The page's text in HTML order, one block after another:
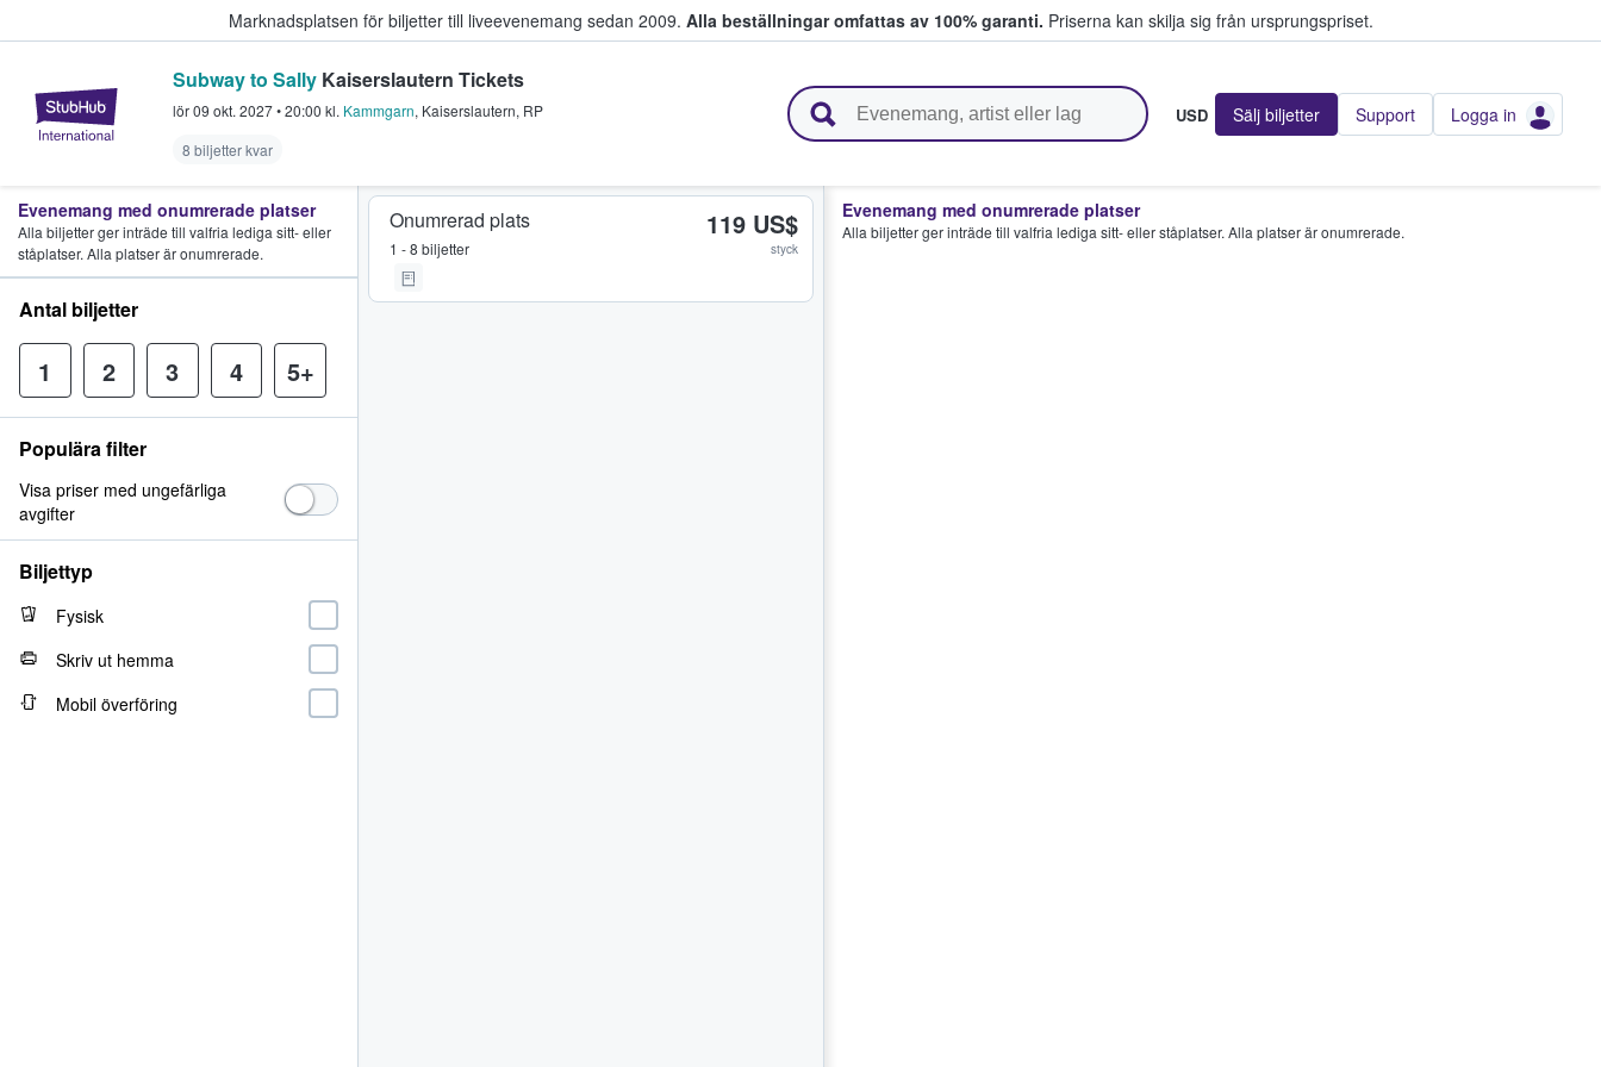
Marknadsplatsen för biljetter till liveevenemang sedan 2009. Alla beställningar omfattas av 100% garanti. Priserna kan skilja sig från ursprungspriset.
StubHub – där fans köper och säljer biljetter.
Subway to Sally Kaiserslautern Tickets
lör 09 okt. 2027•20:00 kl. Kammgarn, Kaiserslautern, RP
8 biljetter kvar
USD Sälj biljetter Support Logga in
Onumrerad plats
1 - 8 biljetter
119 US$
styck
Evenemang med onumrerade platser
Alla biljetter ger inträde till valfria lediga sitt- eller ståplatser. Alla platser är onumrerade.
Evenemang med onumrerade platser
Alla biljetter ger inträde till valfria lediga sitt- eller
ståplatser. Alla platser är onumrerade.
Antal biljetter
1 2 3 4 5+
Populära filter
Visa priser med ungefärliga
avgifter
Biljettyp
Fysisk
Skriv ut hemma
Mobil överföring